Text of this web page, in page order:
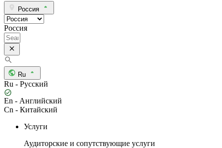
Россия
Россия
Ru
Ru - Русский
En - Английский
Cn - Китайский
Услуги
Аудиторские и сопутствующие услуги